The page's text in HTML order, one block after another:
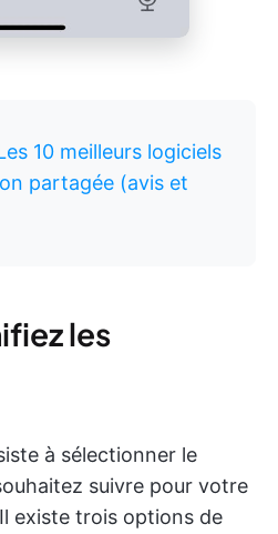
10 meilleurs logiciels
partagée (avis et
les
à sélectionner le
suivre pour votre
existe trois options de